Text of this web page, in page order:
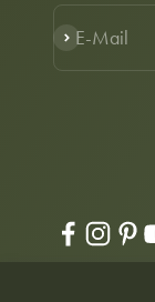
E-Mail
Abonnieren